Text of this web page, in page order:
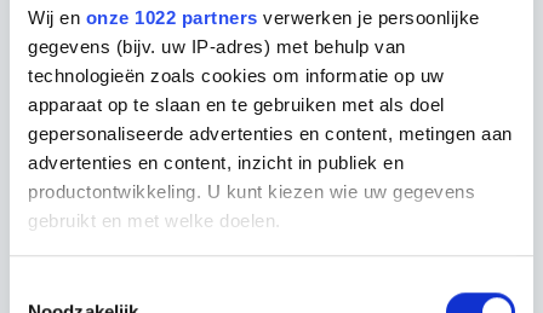
Wij en onze 1022 partners verwerken je persoonlijke
gegevens (bijv. uw IP-adres) met behulp van
technologieën zoals cookies om informatie op uw
apparaat op te slaan en te gebruiken met als doel
gepersonaliseerde advertenties en content, metingen aan
advertenties en content, inzicht in publiek en
productontwikkeling. U kunt kiezen wie uw gegevens
gebruikt en met welke doelen.
Nieuws
Inschrijving nieuwe kavels Eeserwold